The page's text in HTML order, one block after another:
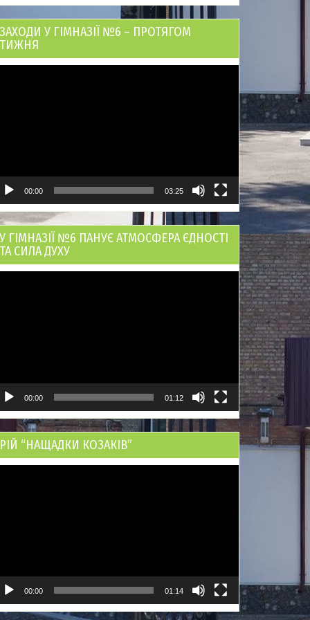
ЗАХОДИ У ГІМНАЗІЇ №6 – ПРОТЯГОМ
ТИЖНЯ
00:00 03:25
У ГІМНАЗІЇ №6 ПАНУЄ АТМОСФЕРА ЄДНОСТІ
ТА СИЛА ДУХУ
00:00 01:12
РІЙ “НАЩАДКИ КОЗАКІВ”
00:00 01:14